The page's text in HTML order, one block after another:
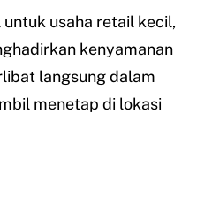
usaha retail kecil,
kenyamanan
langsung dalam
menetap di lokasi